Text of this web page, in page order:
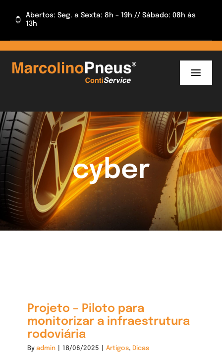
Abertos: Seg. a Sexta: 8h – 19h // Sábado: 08h às
13h
INFORMAÇÕES
CAMPANHAS
APP
cyber
Projeto – Piloto para
monitorizar a infraestrutura
rodoviária
By admin 18/06/2025 Artigos, Dicas